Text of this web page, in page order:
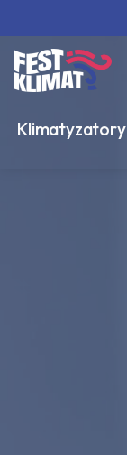
Klimatyzatory